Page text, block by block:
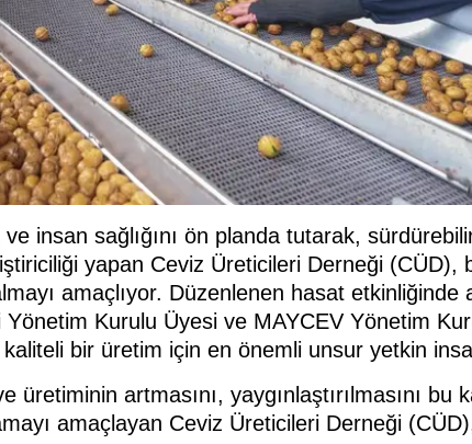
insan sağlığını ön planda tutarak,
yapan Ceviz Üreticileri Derneği (CÜD),
amaçlıyor. Düzenlenen hasat etkinliğinde
Kurulu Üyesi ve MAYCEV Yönetim
bir üretim için en önemli unsur yetkin
üretiminin artmasını, yaygınlaştırılmasını bu
amaçlayan Ceviz Üreticileri Derneği